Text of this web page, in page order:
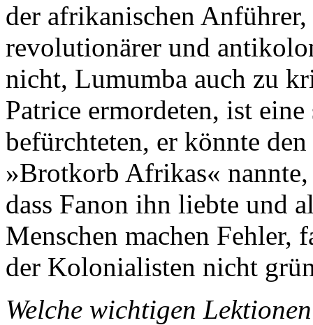
der afrikanischen
revolutionärer und
nicht, Lumumba auch zu
Patrice ermordeten, ist
befürchteten, er könnte
»Brotkorb Afrikas«
dass Fanon ihn liebte und
Menschen machen Fehler,
der Kolonialisten nicht
Welche wichtigen